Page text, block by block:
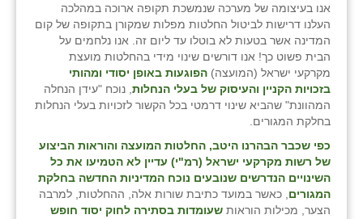
אנו בעיצומה של מערכה שנמשכת תקופה ארוכה במהלכה
העלנו דרישות לביטול החלטות מפלות שמקורן בתקופה של קום
המדינה אשר בטעות לא בוטלו עד ליום זה. אנו נלחמים על
הבית פשוט כך! אנו דורשים שינוי מידי בהחלטות מועצת
מקרקעי ישראל (המועצה) הפוגעות באופן יסודי ומהותי
בזכויות הקניין והעיסוק של בעלי הנחלות , נוכח "עידן הנחלה
המהוונת" שהביא שינוי דרמטי בכל הקשור לזכויות בעלי הנחלות
בחלקת המגורים.
כפי שכבר הבהרנו היטב, החלטות המועצה והוראות הביצוע
של רשות מקרקעי ישראל (רמ"י) עדיין לא הטמיעו את כל
השינויים הנדרשים שנובעים נוכח המדיניות החדשה בחלקת
המגורים , כאשר במועד כתיבת שורות אלה, ההחלטות, למרבה
הצער, מכילות הוראות שעומדות בסתירה לחוק יסוד חופש
חבצלת השרון
חמרה
חרב לאת
יבול (מורג)
יקנעם
כליל
יד השמונה